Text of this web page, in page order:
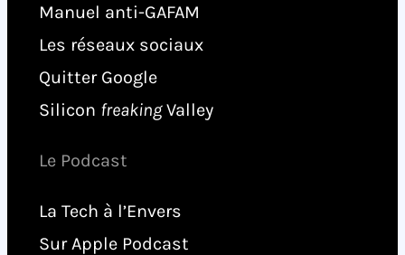
Manuel anti-GAFAM
Les réseaux sociaux
Quitter Google
Silicon freakingValley
Le Podcast
La Tech à l’Envers
Sur Apple Podcast